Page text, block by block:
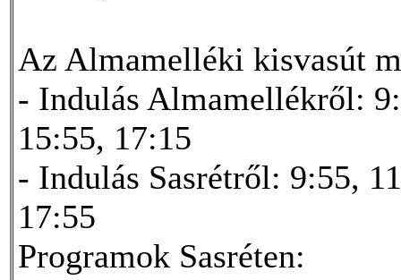
Az Almamelléki kisvasút
- Indulás Almamellékről:
15:55, 17:15
- Indulás Sasrétről: 9:55,
17:55
Programok Sasréten: